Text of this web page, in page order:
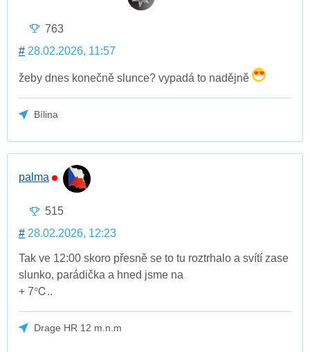
763
# 28.02.2026, 11:57
žeby dnes konečně slunce? vypadá to nadějně
Bílina
palma
515
# 28.02.2026, 12:23
Tak ve 12:00 skoro přesně se to tu roztrhalo a svítí zase
slunko, parádička a hned jsme na
+ 7℃..
Drage HR 12 m.n.m